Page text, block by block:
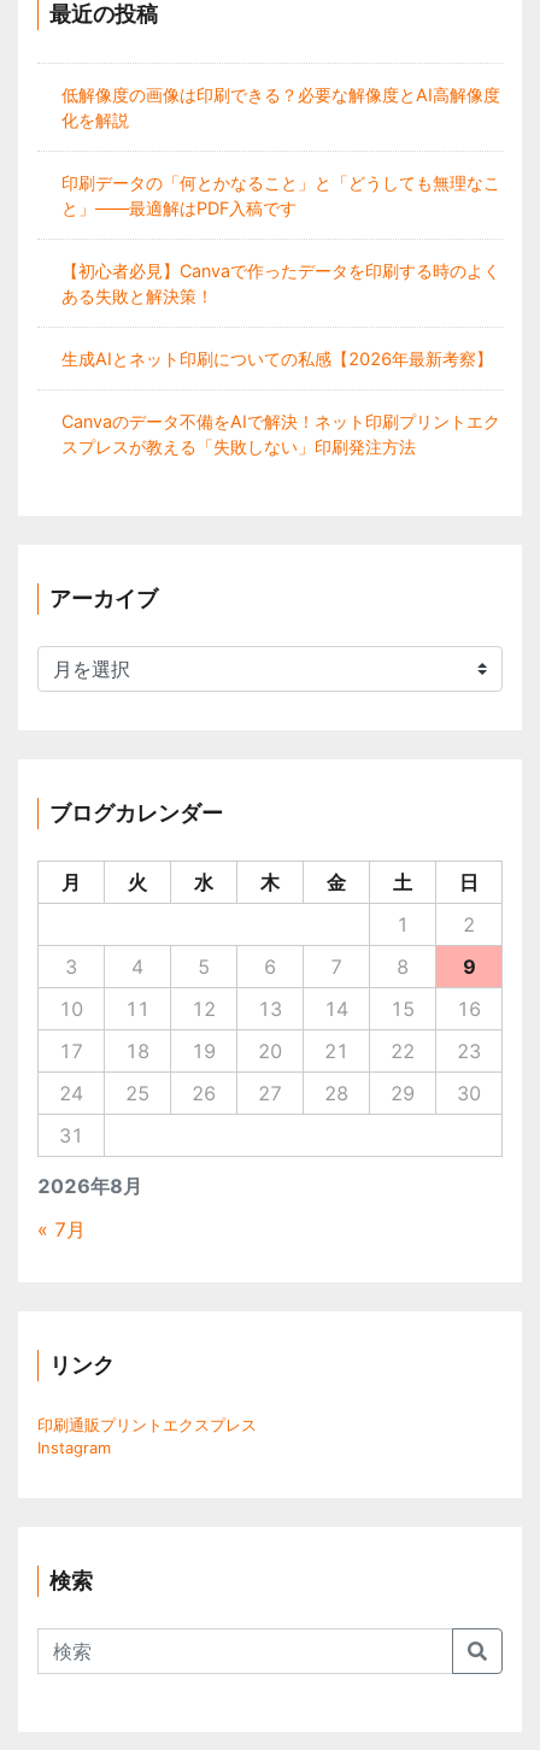
最近の投稿
低解像度の画像は印刷できる？必要な解像度とAI高解像度
化を解説
印刷データの「何とかなること」と「どうしても無理なこ
と」——最適解はPDF入稿です
【初心者必見】Canvaで作ったデータを印刷する時のよく
ある失敗と解決策！
生成AIとネット印刷についての私感【2026年最新考察】
Canvaのデータ不備をAIで解決！ネット印刷プリントエク
スプレスが教える「失敗しない」印刷発注方法
アーカイブ
ー
ブログカレンダー
2026年8月
月 火 水 木 金 土
日
1
2
3
4 5 6 7 8
9
10
11 12 13 14 15
16
17
18 19 20 21 22
23
24
25 26 27 28 29
30
31
« 7月
リンク
印刷通販プリントエクスプレス
Instagram
検索
Search